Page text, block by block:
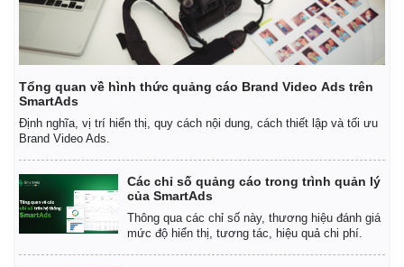
Tổng quan về hình thức quảng cáo Brand Video Ads trên
SmartAds
Định nghĩa, vị trí hiển thị, quy cách nội dung, cách thiết lập và tối ưu
Brand Video Ads.
Các chỉ số quảng cáo trong trình quản lý
của SmartAds
Thông qua các chỉ số này, thương hiệu đánh giá
mức độ hiển thị, tương tác, hiệu quả chi phí.